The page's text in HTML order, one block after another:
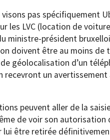
visons pas spécifiquement
les LVC (location de
ministre-président
doivent être au moins de
géolocalisation d’un
recevront un
peuvent aller de la
de voir son autorisation
lui être retirée